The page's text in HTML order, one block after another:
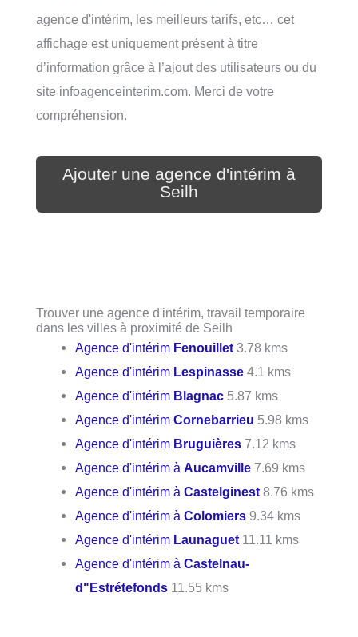
agence d'intérim, les meilleurs tarifs, etc… cet
affichage est uniquement présent à titre
d’information grâce à l’ajout des utilisateurs ou du
site infoagenceinterim.com. Merci de votre
compréhension.
Ajouter une agence d'intérim à
Seilh
Trouver une agence d'intérim, travail temporaire
dans les villes à proximité de Seilh
Agence d'intérim Fenouillet 3.78 kms
Agence d'intérim Lespinasse 4.1 kms
Agence d'intérim Blagnac 5.87 kms
Agence d'intérimCornebarrieu 5.98 kms
Agence d'intérim Bruguières 7.12 kms
Agence d'intérim àAucamville 7.69 kms
Agence d'intérim àCastelginest 8.76 kms
Agence d'intérim àColomiers 9.34 kms
Agence d'intérim Launaguet 11.11 kms
Agence d'intérim àCastelnau-
d"Estrétefonds 11.55 kms